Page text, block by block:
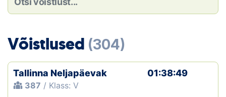
Loha
Galerii
Võistlused (304)
Tallinna Neljapäevak
387 / Klass: V
01:38:49